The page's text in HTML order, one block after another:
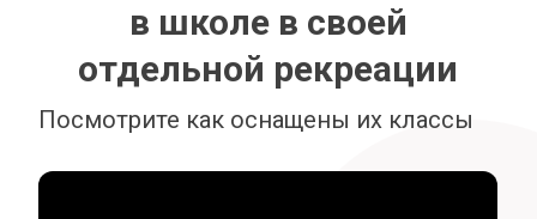
в школе в своей
отдельной рекреации
Посмотрите как оснащены их классы